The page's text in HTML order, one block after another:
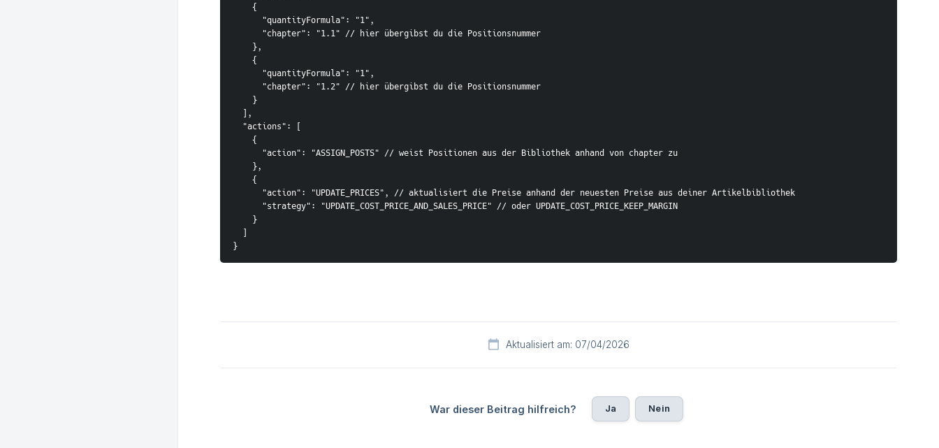
    {
      "quantityFormula": "1",
      "chapter": "1.1" // hier übergibst du die Positionsnummer
    },
    {
      "quantityFormula": "1",
      "chapter": "1.2" // hier übergibst du die Positionsnummer
    }
  ],
  "actions": [
    {
      "action": "ASSIGN_POSTS" // weist Positionen aus der Bibliothek anhand von chapter zu
    },
    {
      "action": "UPDATE_PRICES", // aktualisiert die Preise anhand der neuesten Preise aus deiner Artikelbibliothek
      "strategy": "UPDATE_COST_PRICE_AND_SALES_PRICE" // oder UPDATE_COST_PRICE_KEEP_MARGIN
    }
  ]
}
Aktualisiert am: 07/04/2026
War dieser Beitrag hilfreich? Ja Nein